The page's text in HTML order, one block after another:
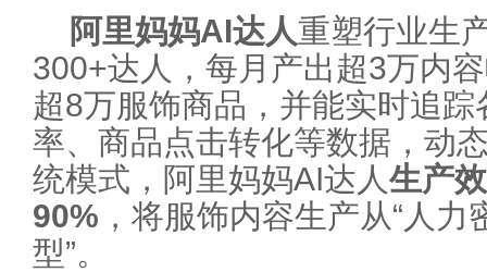
阿里妈妈AI达人重塑行业生
300+达人，每月产出超3万内
超8万服饰商品，并能实时追
率、商品点击转化等数据，动
统模式，阿里妈妈AI达人生产
90% ，将服饰内容生产从“人力
型”。